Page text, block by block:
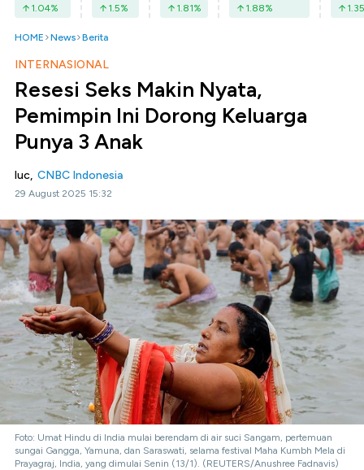
1.04% 1.5% 1.81% 1.88% 1.35
HOME News Berita
INTERNASIONAL
Resesi Seks Makin Nyata,
Pemimpin Ini Dorong Keluarga
Punya 3 Anak
luc, CNBC Indonesia
29 August 2025 15:32
Foto: Umat Hindu di India mulai berendam di air suci Sangam, pertemuan
sungai Gangga, Yamuna, dan Saraswati, selama festival Maha Kumbh Mela di
Prayagraj, India, yang dimulai Senin (13/1). (REUTERS/Anushree Fadnavis)